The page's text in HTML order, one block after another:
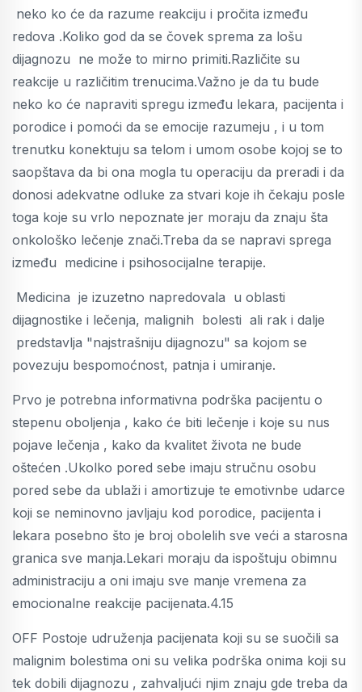
neko ko će da razume reakciju i pročita između
redova .Koliko god da se čovek sprema za lošu
dijagnozu ne može to mirno primiti.Različite su
reakcije u različitim trenucima.Važno je da tu bude
neko ko će napraviti spregu između lekara, pacijenta i
porodice i pomoći da se emocije razumeju , i u tom
trenutku konektuju sa telom i umom osobe kojoj se to
saopštava da bi ona mogla tu operaciju da preradi i da
donosi adekvatne odluke za stvari koje ih čekaju posle
toga koje su vrlo nepoznate jer moraju da znaju šta
onkološko lečenje znači.Treba da se napravi sprega
između medicine i psihosocijalne terapije.
Medicina je izuzetno napredovala u oblasti
dijagnostike i lečenja, malignih bolesti ali rak i dalje
predstavlja "najstrašniju dijagnozu" sa kojom se
povezuju bespomoćnost, patnja i umiranje.
Prvo je potrebna informativna podrška pacijentu o
stepenu oboljenja , kako će biti lečenje i koje su nus
pojave lečenja , kako da kvalitet života ne bude
oštećen .Ukolko pored sebe imaju stručnu osobu
pored sebe da ublaži i amortizuje te emotivnbe udarce
koji se neminovno javljaju kod porodice, pacijenta i
lekara posebno što je broj obolelih sve veći a starosna
granica sve manja.Lekari moraju da ispoštuju obimnu
administraciju a oni imaju sve manje vremena za
emocionalne reakcije pacijenata.4.15
OFF Postoje udruženja pacijenata koji su se suočili sa
malignim bolestima oni su velika podrška onima koji su
tek dobili dijagnozu , zahvaljući njim znaju gde treba da